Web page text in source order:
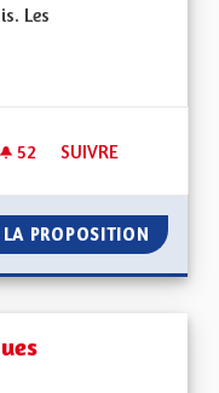
Les
Autres
52 52 ABONNÉS
SUIVRE
PROPOSITION HAUT-